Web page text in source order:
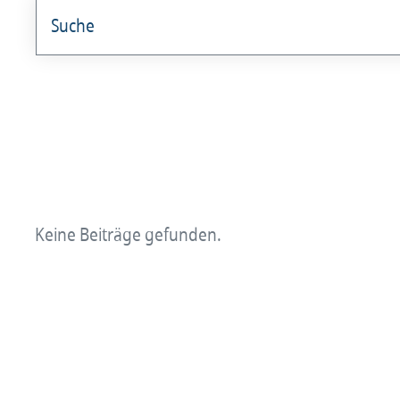
Keine Beiträge gefunden.